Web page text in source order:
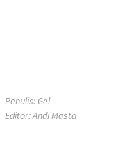
Penulis: Gel
Editor: Andi Masta